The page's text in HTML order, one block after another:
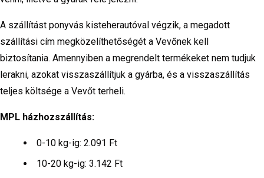
A szállítást ponyvás kisteherautóval végzik, a megadott
szállítási cím megközelíthetőségét a Vevőnek kell
biztosítania. Amennyiben a megrendelt termékeket nem tudjuk
lerakni, azokat visszaszállítjuk a gyárba, és a visszaszállítás
teljes költsége a Vevőt terheli.
MPL házhozszállítás:
0-10 kg-ig: 2.091 Ft
10-20 kg-ig: 3.142 Ft